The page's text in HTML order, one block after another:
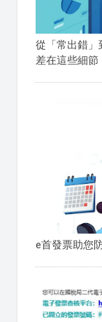
從「常出錯」
差在這些細節
e首發票助您